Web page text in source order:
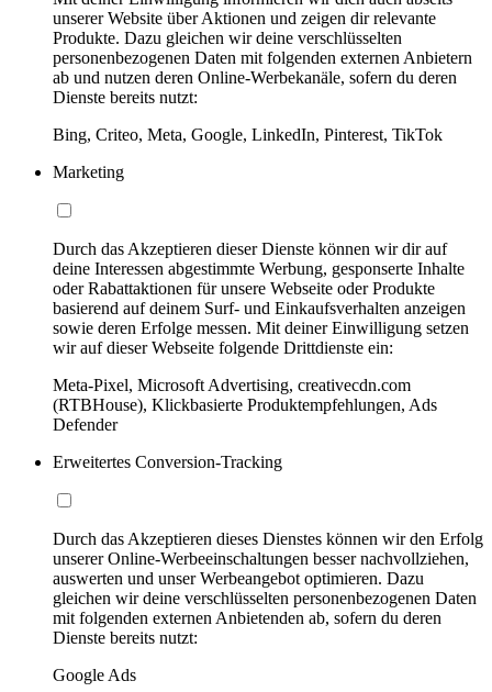
unserer Website über Aktionen und zeigen dir relevante
Produkte. Dazu gleichen wir deine verschlüsselten
personenbezogenen Daten mit folgenden externen Anbietern
ab und nutzen deren Online-Werbekanäle, sofern du deren
Dienste bereits nutzt:
Bing, Criteo, Meta, Google, LinkedIn, Pinterest, TikTok
Marketing
Durch das Akzeptieren dieser Dienste können wir dir auf
deine Interessen abgestimmte Werbung, gesponserte Inhalte
oder Rabattaktionen für unsere Webseite oder Produkte
basierend auf deinem Surf- und Einkaufsverhalten anzeigen
sowie deren Erfolge messen. Mit deiner Einwilligung setzen
wir auf dieser Webseite folgende Drittdienste ein:
Meta-Pixel, Microsoft Advertising, creativecdn.com
(RTBHouse), Klickbasierte Produktempfehlungen, Ads
Defender
Erweitertes Conversion-Tracking
Durch das Akzeptieren dieses Dienstes können wir den Erfolg
unserer Online-Werbeeinschaltungen besser nachvollziehen,
auswerten und unser Werbeangebot optimieren. Dazu
gleichen wir deine verschlüsselten personenbezogenen Daten
mit folgenden externen Anbietenden ab, sofern du deren
Dienste bereits nutzt:
Google Ads